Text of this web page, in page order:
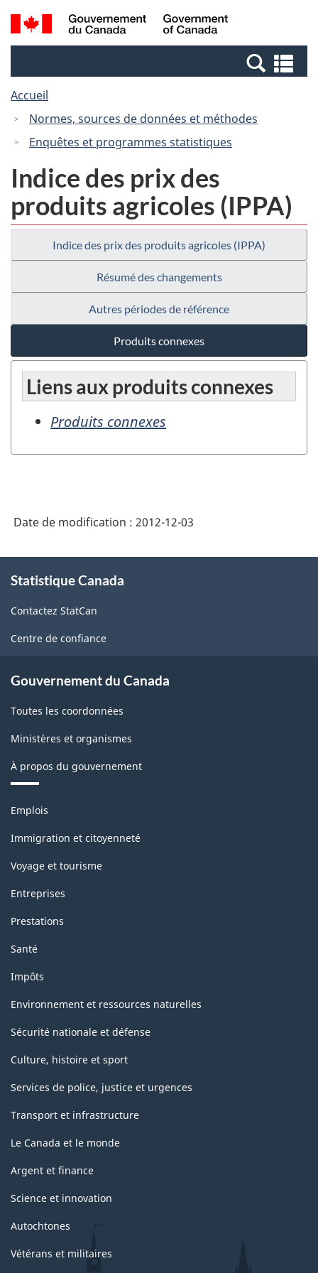
Passer
au
Passer
à
Canada
Recherche
et
et
Accueil
Normes, sources de données et méthodes
Enquêtes et programmes statistiques
Indice des prix des
produits agricoles (IPPA)
Indice des prix des produits agricoles (IPPA)
Résumé des changements
Autres périodes de référence
Produits connexes
Liens aux produits connexes
Produits connexes
Date de modification : 2012-12-03
propos
ce
site
Statistique Canada
Contactez StatCan
Centre de confiance
Gouvernement du Canada
Toutes les coordonnées
Ministères et organismes
À propos du gouvernement
Thèmes
sujets
Emplois
Immigration et citoyenneté
Voyage et tourisme
Entreprises
Prestations
Santé
Impôts
Environnement et ressources naturelles
Sécurité nationale et défense
Culture, histoire et sport
Services de police, justice et urgences
Transport et infrastructure
Le Canada et le monde
Argent et finance
Science et innovation
Autochtones
Vétérans et militaires